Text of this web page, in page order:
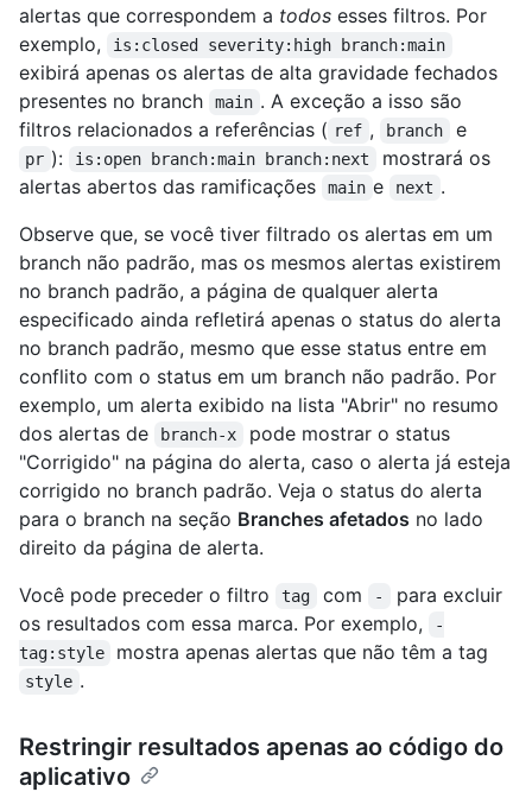
alertas que correspondem a todos esses filtros. Por
exemplo,
is:closed severity:high branch:main
exibirá apenas os alertas de alta gravidade fechados
presentes no branch
main . A exceção a isso são
filtros relacionados a referências ( ref , branch e
pr ): is:open branch:main branch:next
mostrará os
alertas abertos das ramificações
main e next .
Observe que, se você tiver filtrado os alertas em um
branch não padrão, mas os mesmos alertas existirem
no branch padrão, a página de qualquer alerta
especificado ainda refletirá apenas o status do alerta
no branch padrão, mesmo que esse status entre em
conflito com o status em um branch não padrão. Por
exemplo, um alerta exibido na lista "Abrir" no resumo
dos alertas de
branch-x
pode mostrar o status
"Corrigido" na página do alerta, caso o alerta já esteja
corrigido no branch padrão. Veja o status do alerta
para o branch na seção Branches afetados no lado
direito da página de alerta.
Você pode preceder o filtro
tag com -
para excluir
os resultados com essa marca. Por exemplo,
-
tag:style
mostra apenas alertas que não têm a tag
style .
Restringir resultados apenas ao código do
aplicativo